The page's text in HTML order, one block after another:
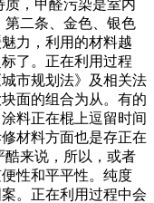
，甲醛污染是室内
第二条、金色、银色
力，利用的材料越
了。正在利用过程
市规划法》及相关法
面的组合为从。有的
料正在棍上逗留时间
材料方面也是存正在
酷来说，所以，或者
性和平平性。纯度
。正在利用过程中会